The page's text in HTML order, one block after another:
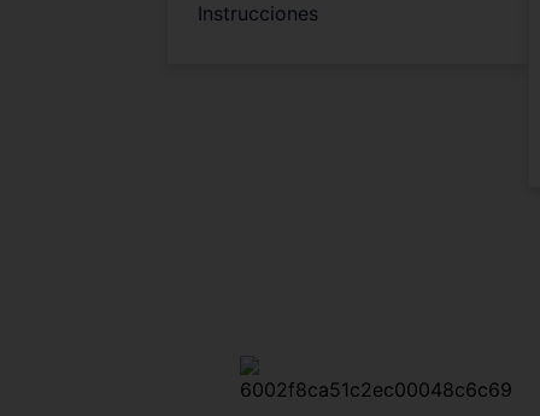
Instrucciones